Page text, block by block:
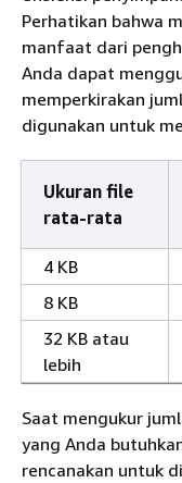
Perhatikan bahwa
manfaat dari
Anda dapat
memperkirakan
digunakan untuk
Ukuran file
rata-rata
4 KB
8 KB
32 KB atau
lebih
Saat mengukur
yang Anda
rencanakan untuk